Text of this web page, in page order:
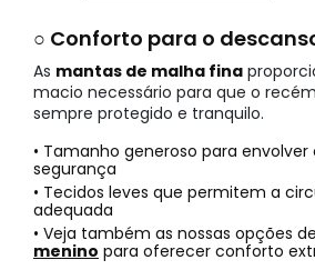
○ Conforto para o
As mantas de malha fina
macio necessário para que o
sempre protegido e tranquilo.
• Tamanho generoso para
segurança
• Tecidos leves que permitem a
adequada
• Veja também as nossas opções de
menino para oferecer conforto